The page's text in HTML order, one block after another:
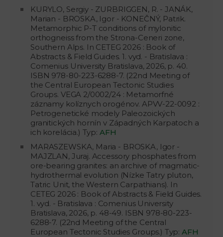
KURYLO, Sergiy - ZURBRIGGEN, R. - JANÁK,
Marian - BROSKA, Igor - KONEČNÝ, Patrik.
Metamorphic P-T conditions of mylonitic
orthogneiss from the Strona-Ceneri zone,
Southern Alps. In CETEG 2026 : Book of
Abstracts & Field Guides. 1. vyd. - Bratislava :
Comenius University Bratislava, 2026, p. 40.
ISBN 978-80-223-6288-7. (22nd Meeting of
the Central European Tectonic Studies
Groups. VEGA 2/0002/24 : Metamorfné
záznamy kolíznych orogénov. APVV-22-0092 :
Petrogenetické modely Paleozoických
granitických hornín v Západných Karpatoch a
ich korelácia.) Typ: AFH
MARASZEWSKA, Maria - BROSKA, Igor -
MAJZLAN, Juraj. Accessory phosphates from
ore-bearing granites: an archive of magmatic-
hydrothermal evolution (Nízke Tatry pluton,
Tatric Unit, the Western Carpathians). In
CETEG 2026 : Book of Abstracts & Field Guides.
1. vyd. - Bratislava : Comenius University
Bratislava, 2026, p. 48-49. ISBN 978-80-223-
6288-7. (22nd Meeting of the Central
European Tectonic Studies Groups.) Typ: AFH